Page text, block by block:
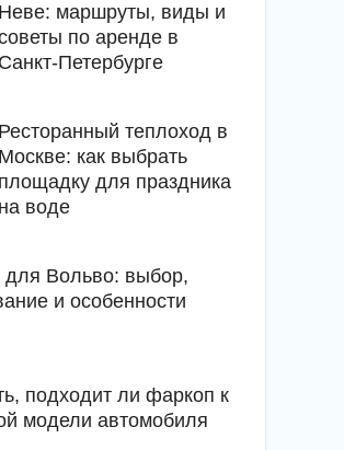
Неве: маршруты, виды и
по аренде в
Санкт-Петербурге
Ресторанный теплоход в
Москве: как выбрать
площадку для праздника
на воде
для Вольво: выбор,
и особенности
подходит ли фаркоп к
модели автомобиля